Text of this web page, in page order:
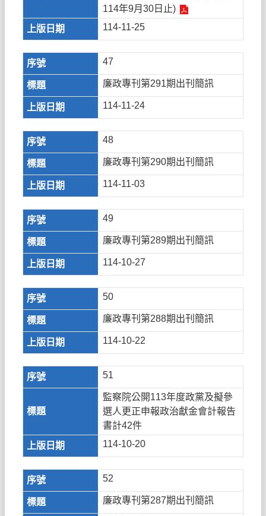
114年9月30日止)
114-11-25
47
廉政專刊第291期出刊簡訊
114-11-24
48
廉政專刊第290期出刊簡訊
114-11-03
49
廉政專刊第289期出刊簡訊
114-10-27
50
廉政專刊第288期出刊簡訊
114-10-22
51
監察院公開113年度政黨及擬參
選人更正申報政治獻金會計報告
書計42件
114-10-20
52
廉政專刊第287期出刊簡訊